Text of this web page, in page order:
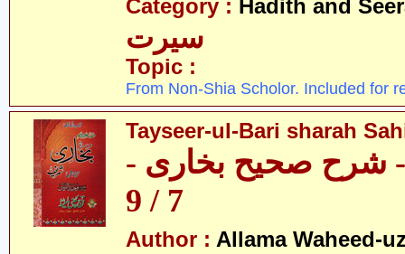
Category : Hadith and
سیرت
Topic :
From Non-Shia Scholor. Included for
Tayseer-ul-Bari sharah
- شرح صحیح بخاری -
7 / 9
Author : Allama Waheed-